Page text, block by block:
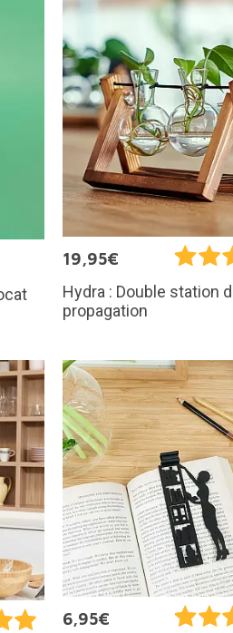
19,95€
Hydra : Double station
propagation
6,95€